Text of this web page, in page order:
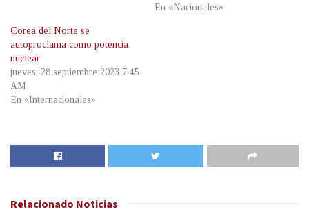
En «Nacionales»
Corea del Norte se
autoproclama como potencia
nuclear
jueves, 28 septiembre 2023 7:45
AM
En «Internacionales»
Relacionado Noticias